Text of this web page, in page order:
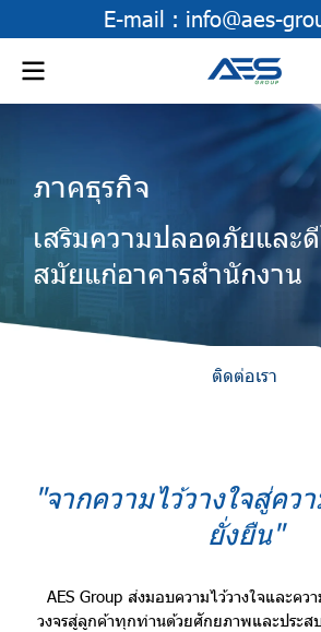
E-mail : info@aes-
ภาคธุรกิจ
เสริมความปลอดภัยแล
สมัยแก่อาคารสํานักงาน
ติดต่อเรา
"จากความไว้วางใจสู่ค
ยั่งยืน"
AES Group ส่งมอบความไว้วางใจและค
วงจรสู่ลูกค้าทุกท่านด้วยศักยภาพและประส